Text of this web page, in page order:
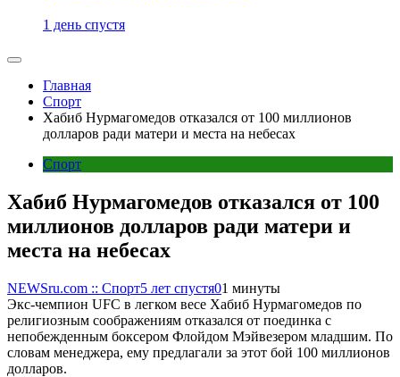
1 день спустя
Главная
Спорт
Хабиб Нурмагомедов отказался от 100 миллионов
долларов ради матери и места на небесах
Спорт
Хабиб Нурмагомедов отказался от 100
миллионов долларов ради матери и
места на небесах
NEWSru.com :: Спорт5 лет спустя01 минуты
Экс-чемпион UFC в легком весе Хабиб Нурмагомедов по
религиозным соображениям отказался от поединка с
непобежденным боксером Флойдом Мэйвезером младшим. По
словам менеджера, ему предлагали за этот бой 100 миллионов
долларов.